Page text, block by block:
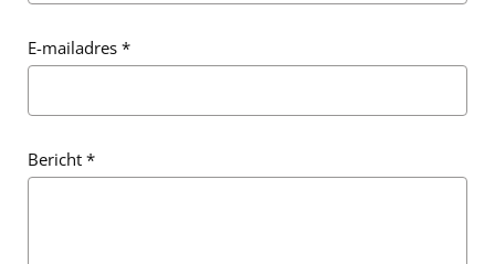
E-mailadres *
Bericht *